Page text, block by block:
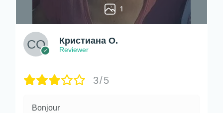
1
Кристиана О.
Reviewer
3/5
Bonjour